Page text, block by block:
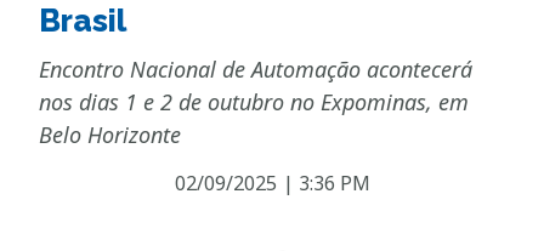
Brasil
Encontro Nacional de Automação acontecerá
nos dias 1 e 2 de outubro no Expominas, em
Belo Horizonte
02/09/2025 | 3:36 PM